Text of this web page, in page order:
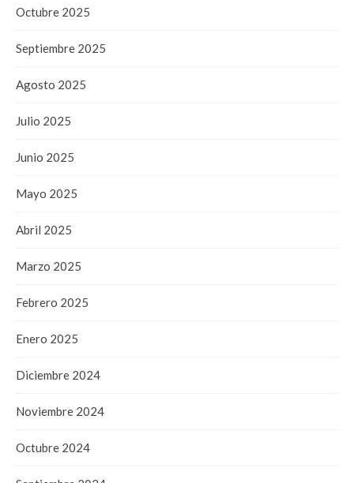
Octubre 2025
Septiembre 2025
Agosto 2025
Julio 2025
Junio 2025
Mayo 2025
Abril 2025
Marzo 2025
Febrero 2025
Enero 2025
Diciembre 2024
Noviembre 2024
Octubre 2024